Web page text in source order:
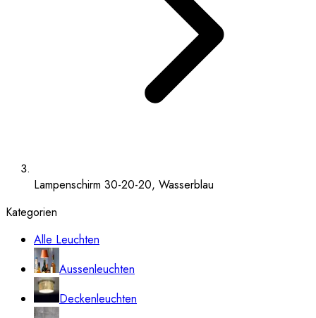
Lampenschirm 30-20-20, Wasserblau
Kategorien
Alle Leuchten
Aussenleuchten
Deckenleuchten